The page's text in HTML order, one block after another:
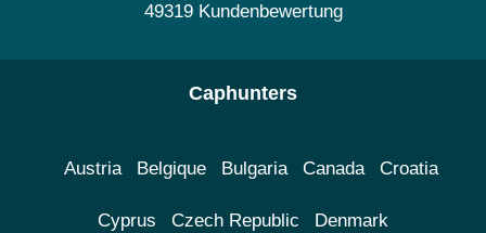
49319 Kundenbewertung
Caphunters
Austria Belgique Bulgaria Canada Croatia
Cyprus Czech Republic Denmark